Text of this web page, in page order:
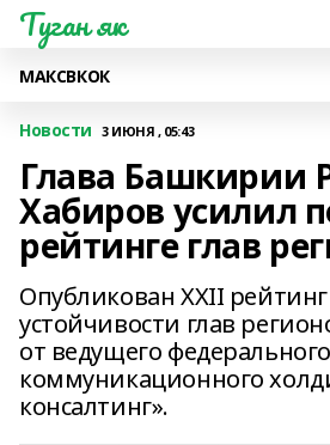
Туган як
МАКСВКОК
Новости 3 ИЮНЯ , 05:43
Глава Башкирии
Хабиров усилил
рейтинге глав
Опубликован XXII
устойчивости глав
от ведущего федерального
коммуникационного
консалтинг».